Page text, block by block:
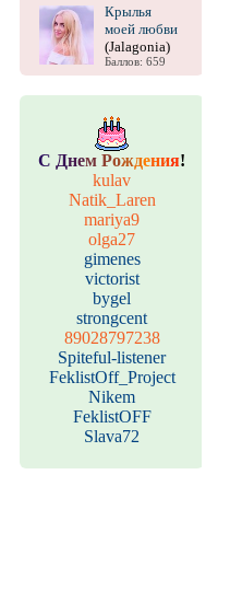
Крылья
моей любви
(Jalagonia)
Баллов: 659
С Днем Рождения!
kulav
Natik_Laren
mariya9
olga27
gimenes
victorist
bygel
strongcent
89028797238
Spiteful-listener
FeklistOff_Project
Nikem
FeklistOFF
Slava72